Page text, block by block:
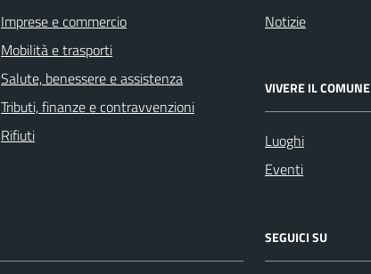
Imprese e commercio
Mobilità e trasporti
Salute, benessere e assistenza
Tributi, finanze e contravvenzioni
Rifiuti
Notizie
VIVERE IL COMUNE
Luoghi
Eventi
SEGUICI SU